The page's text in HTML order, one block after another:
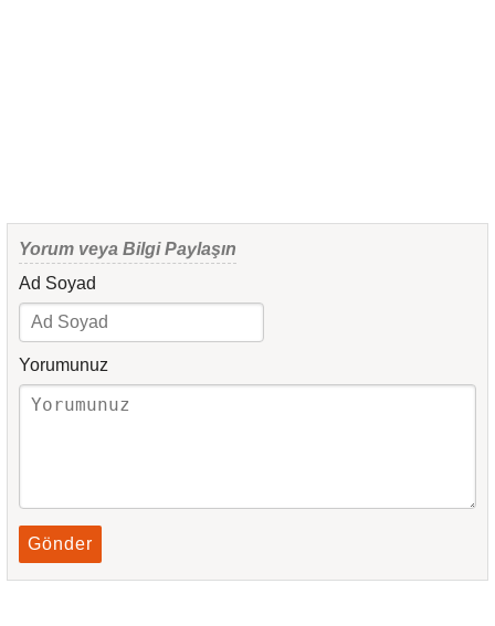
Yorum veya Bilgi Paylaşın
Ad Soyad
Yorumunuz
Gönder